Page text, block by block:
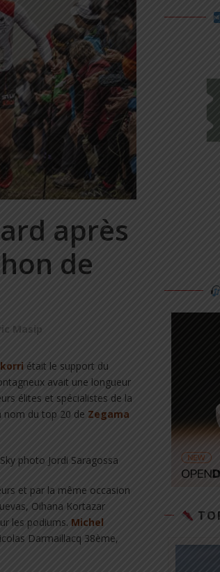
après
de
Masip
était le support du
avait une longueur
élites et spécialistes de la
nom du top 20 de Zegama
et par la même occasion
Oihana Kortazar
les podiums. Michel
Darmaillacq 38ème,